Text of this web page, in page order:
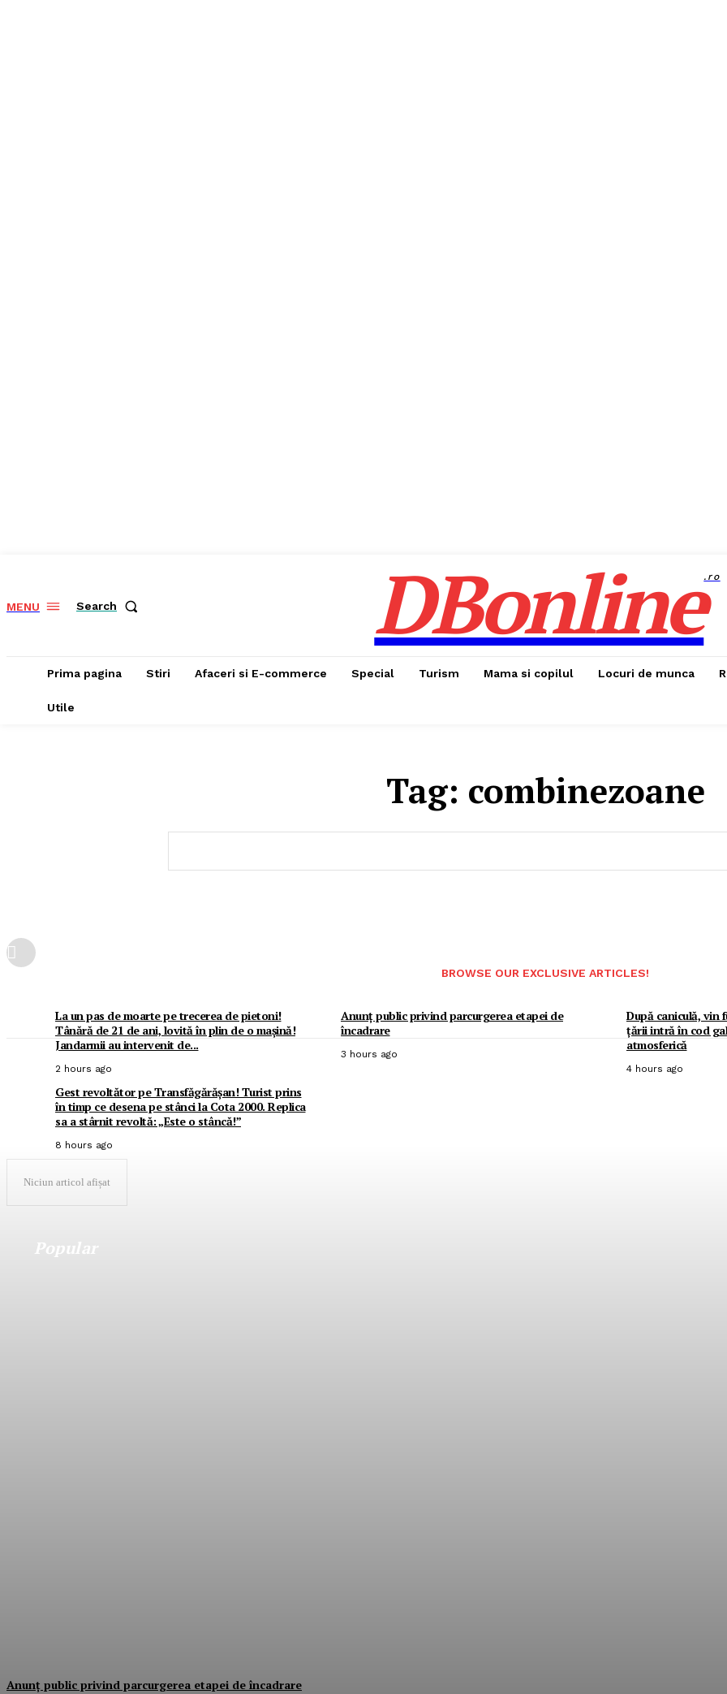
MENU Search DBonline.ro
Prima pagina Stiri Afaceri si E-commerce Special Turism Mama si copilul Locuri de munca
Utile
Tag: combinezoane
BROWSE OUR EXCLUSIVE ARTICLES!
La un pas de moarte pe trecerea de pietoni!
Tânără de 21 de ani, lovită în plin de o mașină!
Jandarmii au intervenit de...
2 hours ago
Anunț public privind parcurgerea etapei de
încadrare
3 hours ago
După caniculă,
țării intră în cod
atmosferică
4 hours ago
Gest revoltător pe Transfăgărășan! Turist prins
în timp ce desena pe stânci la Cota 2000. Replica
sa a stârnit revoltă: „Este o stâncă!”
8 hours ago
Niciun articol afișat
Popular
Anunț public privind parcurgerea etapei de încadrare